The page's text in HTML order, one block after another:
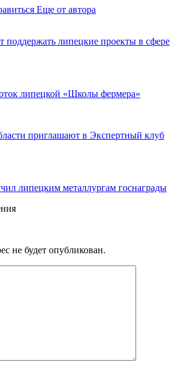
Еще от автора
поддержать липецкие проекты в сфере
липецкой «Школы фермера»
приглашают в Экспертный клуб
липецким металлургам госнаграды
не будет опубликован.